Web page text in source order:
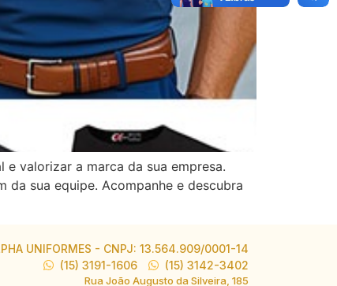
valorizar a marca da sua empresa.
sua equipe. Acompanhe e descubra
UNIFORMES - CNPJ: 13.564.909/0001-14
(15) 3191-1606
(15) 3142-3402
Rua João Augusto da Silveira, 185